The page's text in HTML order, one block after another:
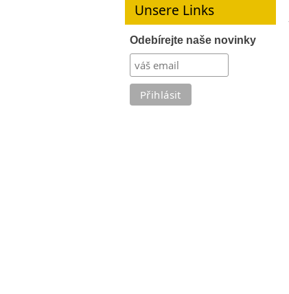
Unsere Links
Odebírejte naše novinky